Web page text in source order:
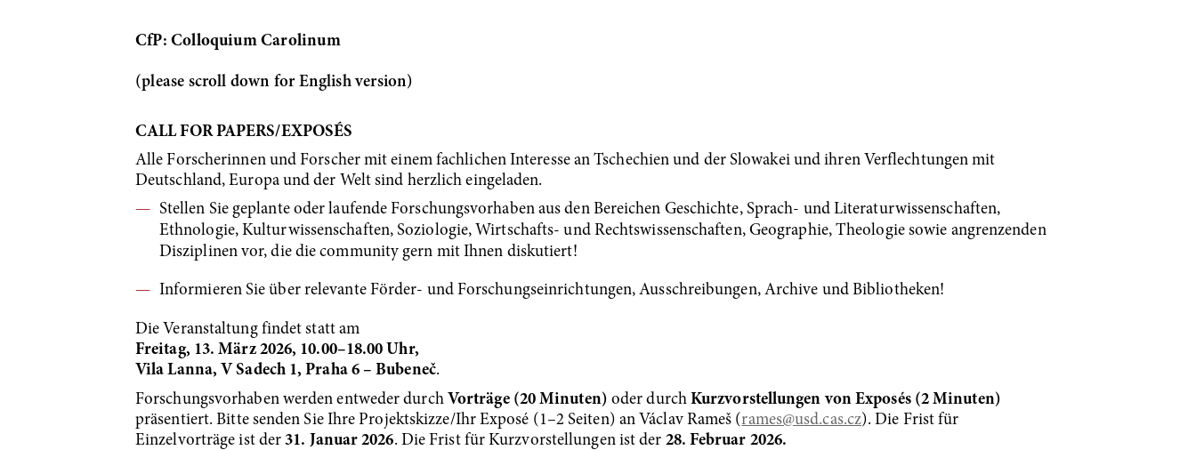
CfP: Colloquium Carolinum
(please scroll down for English version)
CALL FOR PAPERS/EXPOSÉS
Alle Forscherinnen und Forscher mit einem fachlichen Interesse an Tschechien und der Slowakei und ihren Verflechtungen mit
Deutschland, Europa und der Welt sind herzlich eingeladen.
Stellen Sie geplante oder laufende Forschungsvorhaben aus den Bereichen Geschichte, Sprach- und Literaturwissenschaften,
Ethnologie, Kulturwissenschaften, Soziologie, Wirtschafts- und Rechtswissenschaften, Geographie, Theologie sowie angrenzenden
Disziplinen vor, die die community gern mit Ihnen diskutiert!
Informieren Sie über relevante Förder- und Forschungseinrichtungen, Ausschreibungen, Archive und Bibliotheken!
Die Veranstaltung findet statt am
Freitag, 13. März 2026, 10.00–18.00 Uhr,
Vila Lanna, V Sadech 1, Praha 6 – Bubeneč.
Forschungsvorhaben werden entweder durch Vorträge (20 Minuten) oder durch Kurzvorstellungen von Exposés (2 Minuten)
präsentiert. Bitte senden Sie Ihre Projektskizze/Ihr Exposé (1–2 Seiten) an Václav Rameš (rames@usd.cas.cz). Die Frist für
Einzelvorträge ist der31. Januar 2026. Die Frist für Kurzvorstellungen ist der 28. Februar 2026.